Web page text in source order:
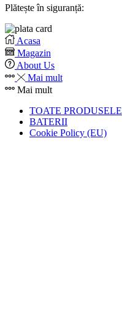
Plătește în siguranță:
Acasa
Magazin
About Us
Mai mult
Mai mult
TOATE PRODUSELE
BATERII
Cookie Policy (EU)